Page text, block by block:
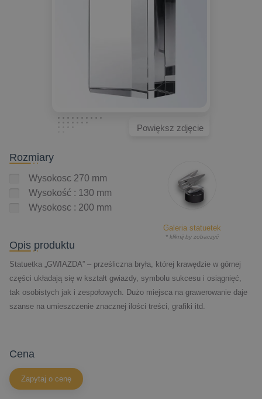
Powiększ zdjęcie
Rozmiary
Wysokosc 270 mm
Wysokość : 130 mm
Wysokosc : 200 mm
Galeria statuetek
* kliknij by zobaczyć
Opis produktu
Statuetka „GWIAZDA” – prześliczna bryła, której krawędzie w górnej
części układają się w kształt gwiazdy, symbolu sukcesu i osiągnięć,
tak osobistych jak i zespołowych. Dużo miejsca na grawerowanie daje
szanse na umieszczenie znacznej ilości treści, grafiki itd.
cena
Zapytaj o cenę